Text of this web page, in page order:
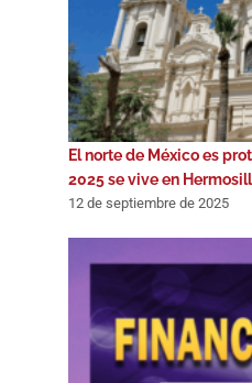
El norte de México es
2025 se vive en
12 de septiembre de 2025